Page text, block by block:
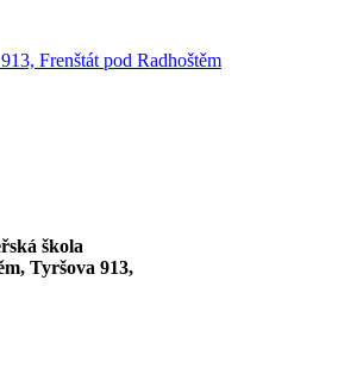
Frenštát pod Radhoštěm
škola
Tyršova 913,